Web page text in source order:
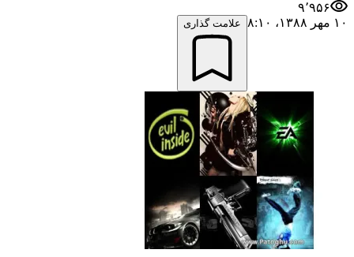
۹٬۹۵۶
۱۰ مهر ۱۳۸۸،‏ ۸:۱۰
علامت گذاری